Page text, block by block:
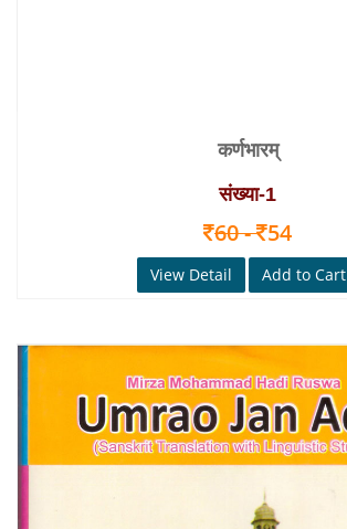
कर्णभारम्
संख्या‑1
60 - 54
View Detail Add to Cart